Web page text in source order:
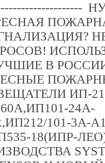
В
ИП-
60А,ИП101-24А-
101-3А-
18(ИПР-